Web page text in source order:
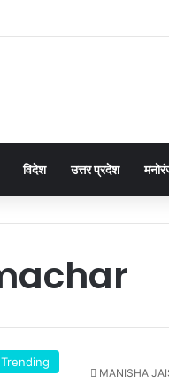
विदेश उत्तर प्रदेश
Trending
MANISHA